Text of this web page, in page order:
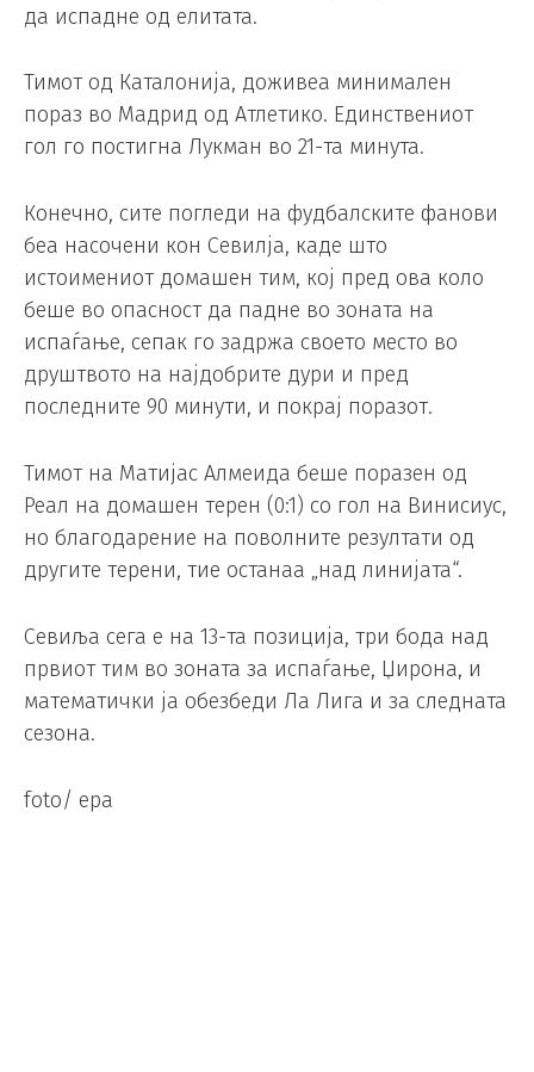
да испадне од елитата.
Тимот од Каталонија, доживеа минимален
пораз во Мадрид од Атлетико. Единствениот
гол го постигна Лукман во 21-та минута.
Конечно, сите погледи на фудбалските фанови
беа насочени кон Севилја, каде што
истоимениот домашен тим, кој пред ова коло
беше во опасност да падне во зоната на
испаѓање, сепак го задржа своето место во
друштвото на најдобрите дури и пред
последните 90 минути, и покрај поразот.
Тимот на Матијас Алмеида беше поразен од
Реал на домашен терен (0:1) со гол на Винисиус,
но благодарение на поволните резултати од
другите терени, тие останаа „над линијата“.
Севиља сега е на 13-та позиција, три бода над
првиот тим во зоната за испаѓање, Џирона, и
математички ја обезбеди Ла Лига и за следната
сезона.
foto/ epa